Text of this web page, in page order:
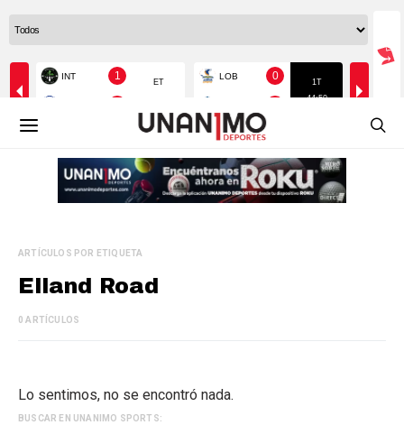
ARTÍCULOS POR ETIQUETA
Elland Road
0 ARTÍCULOS
Lo sentimos, no se encontró nada.
BUSCAR EN UNANIMO SPORTS: